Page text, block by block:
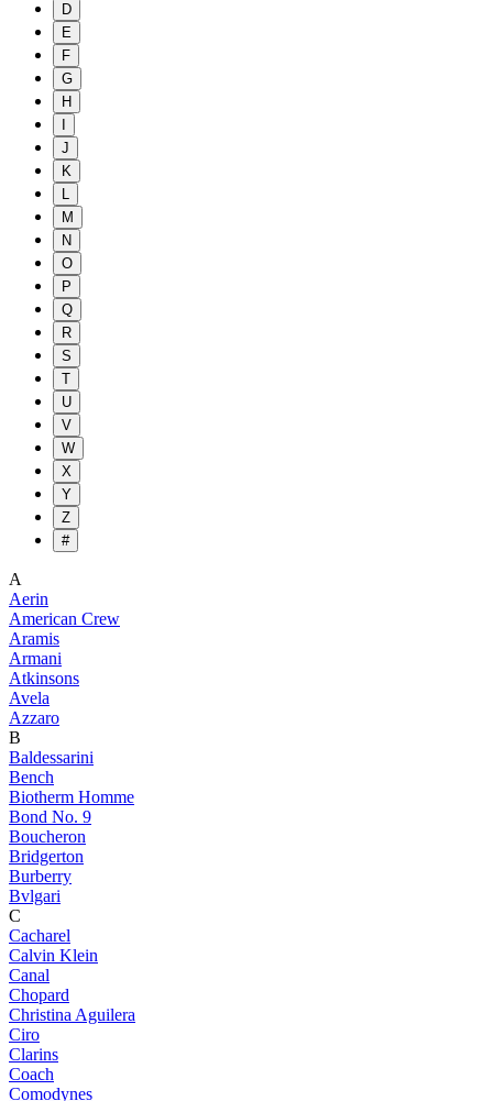
D
E
F
G
H
J
K
L
M
N
O
P
Q
R
S
T
U
V
W
X
Y
Z
#
A
Aerin
American Crew
Aramis
Armani
Atkinsons
Avela
Azzaro
B
Baldessarini
Bench
Biotherm Homme
Bond No. 9
Boucheron
Bridgerton
Burberry
Bvlgari
C
Cacharel
Calvin Klein
Canal
Chopard
Christina Aguilera
Ciro
Clarins
Coach
Comodynes